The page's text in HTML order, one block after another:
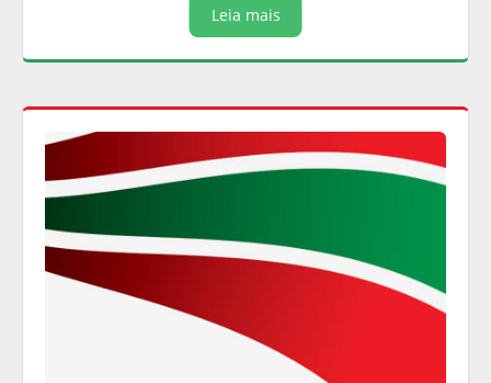
Leia mais